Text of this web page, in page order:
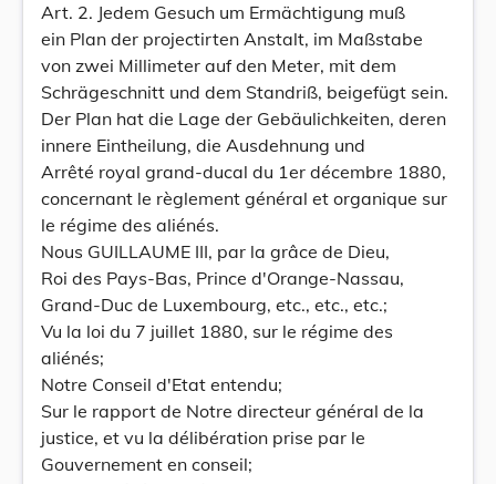
Art. 2. Jedem Gesuch um Ermächtigung muß
ein Plan der projectirten Anstalt, im Maßstabe
von zwei Millimeter auf den Meter, mit dem
Schrägeschnitt und dem Standriß, beigefügt sein.
Der Plan hat die Lage der Gebäulichkeiten, deren
innere Eintheilung, die Ausdehnung und
Arrêté royal grand-ducal du 1er décembre 1880,
concernant le règlement général et organique sur
le régime des aliénés.
Nous GUILLAUME III, par la grâce de Dieu,
Roi des Pays-Bas, Prince d'Orange-Nassau,
Grand-Duc de Luxembourg, etc., etc., etc.;
Vu la loi du 7 juillet 1880, sur le régime des
aliénés;
Notre Conseil d'Etat entendu;
Sur le rapport de Notre directeur général de la
justice, et vu la délibération prise par le
Gouvernement en conseil;